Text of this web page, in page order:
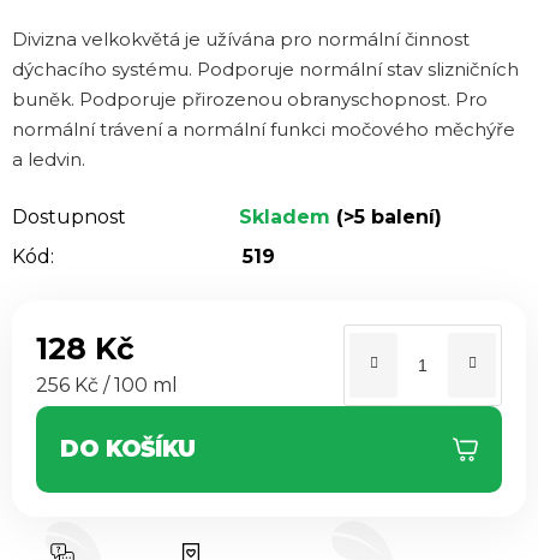
Divizna velkokvětá je užívána pro normální činnost
dýchacího systému. Podporuje normální stav slizničních
buněk. Podporuje přirozenou obranyschopnost. Pro
normální trávení a normální funkci močového měchýře
a ledvin.
Dostupnost Skladem (>5 balení)
Kód:
519
128 Kč
Měrná cena:
256 Kč / 100 ml
DO KOŠÍKU